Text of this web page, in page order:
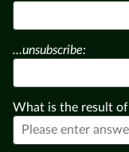
...unsubscribe:
What is the result of